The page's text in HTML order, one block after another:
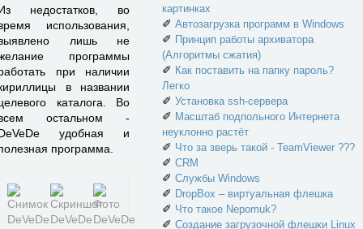
недостатков, во
использования,
лишь не
программы
при наличии
в названии
каталога. Во
остальном -
удобная и
программа.
картинках
✐ Автозагрузка программ в Windows
✐ Принцип работы архиватора
(Алгоритмы сжатия)
✐ Как поставить на папку пароль?
Легко
✐ Установка ssh-сервера
✐ Масштаб подпольного Интернета
неуклонно растёт
✐ Что за зверь такой - TeamViewer ???
✐ CRM
✐ Службы Windows
✐ DropBox – виртуальная флешка
✐ Что такое Nepomuk?
✐ Создание загрузочной флешки Linux